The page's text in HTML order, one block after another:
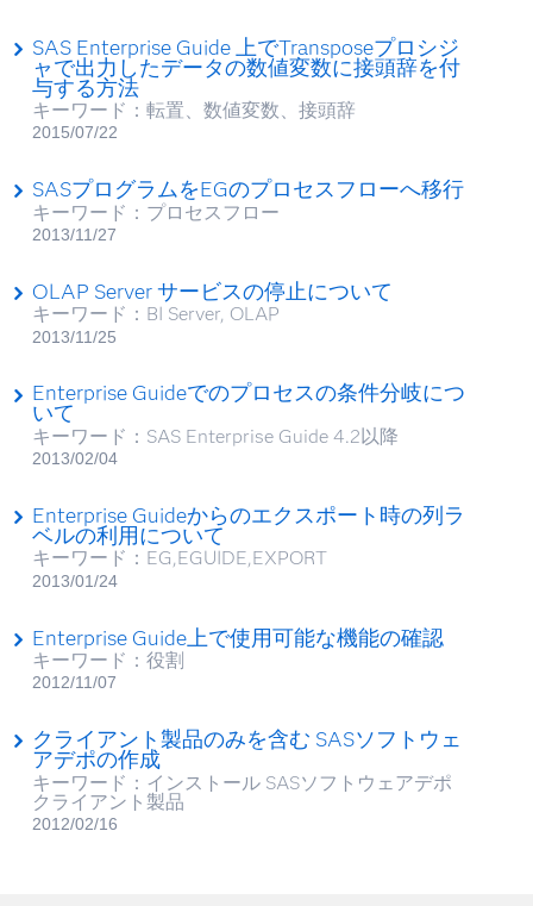
SAS Enterprise Guide 上でTransposeプロシジ
ャで出力したデータの数値変数に接頭辞を付
与する方法
キーワード：転置、数値変数、接頭辞
2015/07/22
SASプログラムをEGのプロセスフローへ移行
キーワード：プロセスフロー
2013/11/27
OLAP Server サービスの停止について
キーワード：BI Server, OLAP
2013/11/25
Enterprise Guideでのプロセスの条件分岐につ
いて
キーワード：SAS Enterprise Guide 4.2以降
2013/02/04
Enterprise Guideからのエクスポート時の列ラ
ベルの利用について
キーワード：EG,EGUIDE,EXPORT
2013/01/24
Enterprise Guide上で使用可能な機能の確認
キーワード：役割
2012/11/07
クライアント製品のみを含む SASソフトウェ
アデポの作成
キーワード：インストール SASソフトウェアデポ
クライアント製品
2012/02/16